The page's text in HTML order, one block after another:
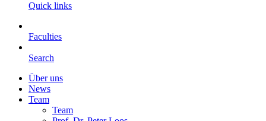
Quick links
Faculties
Search
Über uns
News
Team
Team